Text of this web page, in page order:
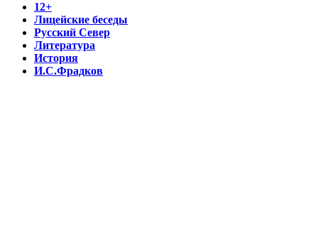
12+
Лицейские беседы
Русский Север
Литература
История
И.С.Фрадков